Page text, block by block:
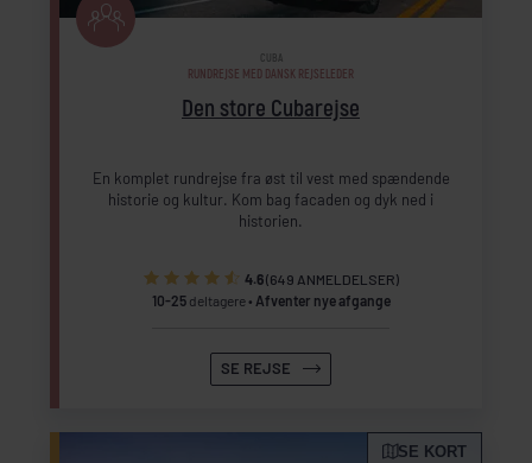
Den store Cubarejse
CUBA
RUNDREJSE MED DANSK REJSELEDER
En komplet rundrejse fra øst til vest med spændende
historie og kultur. Kom bag facaden og dyk ned i
historien.
4.6(649 ANMELDELSER)
10-25deltagere Afventer nye afgange
SE REJSE
SE KORT